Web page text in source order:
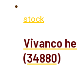
stock
Vivanco
(34880)